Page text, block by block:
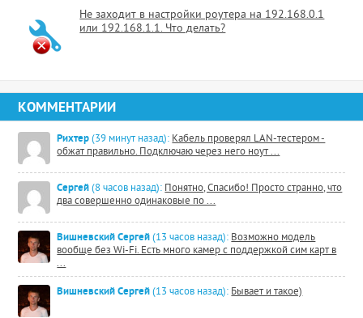
Не заходит в настройки роутера на 192.168.0.1
или 192.168.1.1. Что делать?
КОММЕНТАРИИ
Рихтер (39 минут назад): Кабель проверял LAN-тестером -
обжат правильно. Подключаю через него ноут ...
Сергей (8 часов назад): Понятно, Спасибо! Просто странно, что
два совершенно одинаковые по ...
Вишневский Сергей (13 часов назад): Возможно модель
вообще без Wi-Fi. Есть много камер с поддержкой сим карт в
...
Вишневский Сергей (13 часов назад): Бывает и такое)